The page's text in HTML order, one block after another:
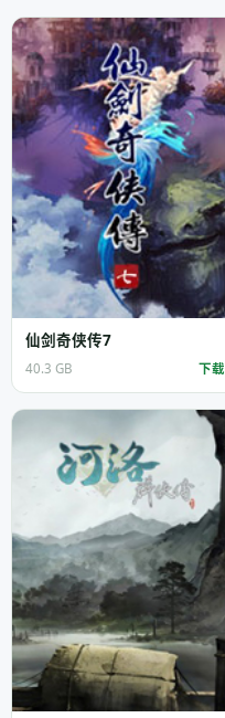
仙剑奇侠传7
40.3 GB 下载